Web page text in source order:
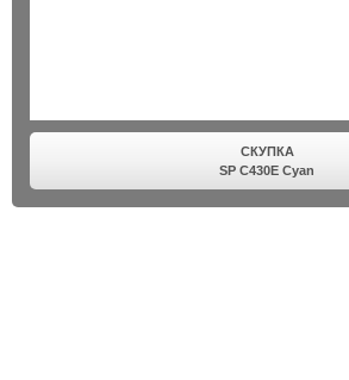
СКУПКА
SP C430E Cyan